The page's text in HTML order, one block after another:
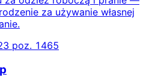
za używanie własnej
poz. 1465